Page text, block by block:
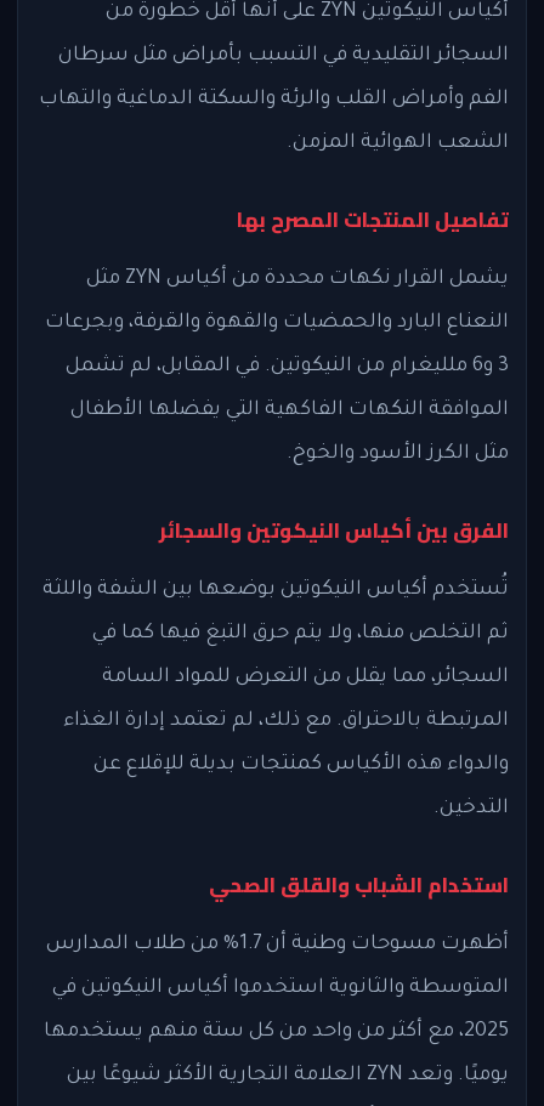
أكياس النيكوتين ZYN على أنها أقل خطورة من
السجائر التقليدية في التسبب بأمراض مثل سرطان
الفم وأمراض القلب والرئة والسكتة الدماغية والتهاب
الشعب الهوائية المزمن.
تفاصيل المنتجات المصرح بها
يشمل القرار نكهات محددة من أكياس ZYN مثل
النعناع البارد والحمضيات والقهوة والقرفة، وبجرعات
3 و6 ملليغرام من النيكوتين. في المقابل، لم تشمل
الموافقة النكهات الفاكهية التي يفضلها الأطفال
مثل الكرز الأسود والخوخ.
الفرق بين أكياس النيكوتين والسجائر
تُستخدم أكياس النيكوتين بوضعها بين الشفة واللثة
ثم التخلص منها، ولا يتم حرق التبغ فيها كما في
السجائر، مما يقلل من التعرض للمواد السامة
المرتبطة بالاحتراق. مع ذلك، لم تعتمد إدارة الغذاء
والدواء هذه الأكياس كمنتجات بديلة للإقلاع عن
التدخين.
استخدام الشباب والقلق الصحي
أظهرت مسوحات وطنية أن 1.7% من طلاب المدارس
المتوسطة والثانوية استخدموا أكياس النيكوتين في
2025، مع أكثر من واحد من كل ستة منهم يستخدمها
يوميًا. وتعد ZYN العلامة التجارية الأكثر شيوعًا بين